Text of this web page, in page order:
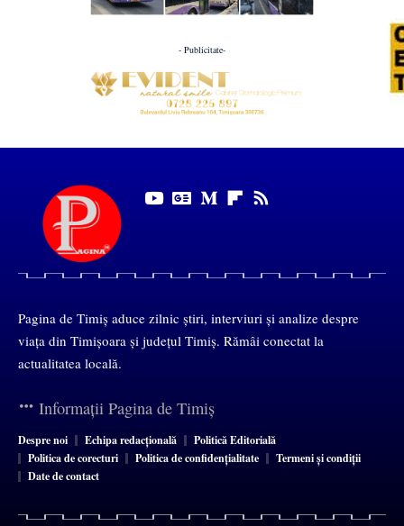
- Publicitate-
Pagina de Timiș aduce zilnic știri, interviuri și analize despre
viața din Timișoara și județul Timiș. Rămâi conectat la
actualitatea locală.
Informații Pagina de Timiș
Despre noi Echipa redacțională
Politică Editorială
Politica de corecturi
Politica de confidențialitate
Termeni și condiții
Date de contact